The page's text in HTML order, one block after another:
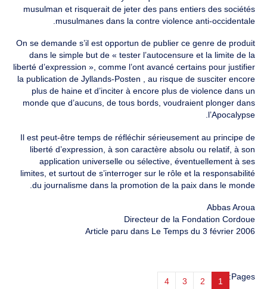
musulman et risquerait de jeter des pans entiers des sociétés
musulmanes dans la contre violence anti-occidentale.
On se demande s’il est opportun de publier ce genre de produit
dans le simple but de « tester l’autocensure et la limite de la
liberté d’expression », comme l’ont avancé certains pour justifier
la publication de Jyllands-Posten , au risque de susciter encore
plus de haine et d’inciter à encore plus de violence dans un
monde que d’aucuns, de tous bords, voudraient plonger dans
l’Apocalypse.
Il est peut-être temps de réfléchir sérieusement au principe de
liberté d’expression, à son caractère absolu ou relatif, à son
application universelle ou sélective, éventuellement à ses
limites, et surtout de s’interroger sur le rôle et la responsabilité
du journalisme dans la promotion de la paix dans le monde.
Abbas Aroua
Directeur de la Fondation Cordoue
Article paru dans Le Temps du 3 février 2006
Pages:
1
2
3
4